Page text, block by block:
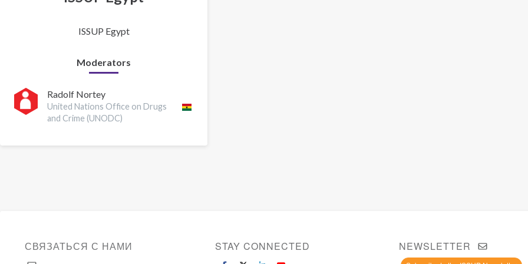
ISSUP Egypt
Moderators
Radolf Nortey
United Nations Office on Drugs
and Crime (UNODC)
СВЯЗАТЬСЯ С НАМИ STAY CONNECTED NEWSLETTER